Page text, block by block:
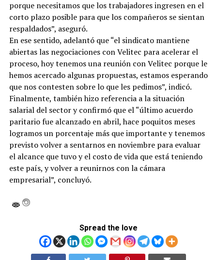
porque necesitamos que los trabajadores ingresen en el
corto plazo posible para que los compañeros se sientan
respaldados”, aseguró.
En ese sentido, adelantó que “el sindicato mantiene
abiertas las negociaciones con Velitec para acelerar el
proceso, hoy tenemos una reunión con Velitec porque le
hemos acercado algunas propuestas, estamos esperando
que nos contesten sobre lo que les pedimos”, indicó.
Finalmente, también hizo referencia a la situación
salarial del sector y confirmó que el “último acuerdo
paritario fue alcanzado en abril, hace poquitos meses
logramos un porcentaje más que importante y tenemos
previsto volver a sentarnos en noviembre para evaluar
el alcance que tuvo y el costo de vida que está teniendo
este país, y volver a reunirnos con la cámara
empresarial”, concluyó.
Spread the love